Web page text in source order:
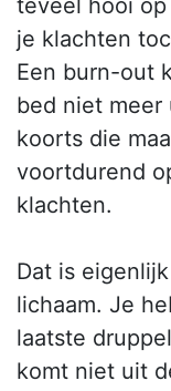
teveel hooi
je klachten
Een burn-out
bed niet meer
koorts die
voortdurend
klachten.
Dat is
lichaam. Je
laatste
komt niet uit